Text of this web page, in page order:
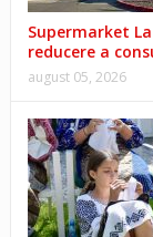
Supermarket
reducere a
august 05, 2026